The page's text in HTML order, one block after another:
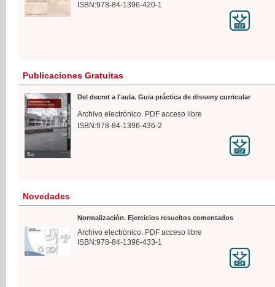
ISBN:978-84-1396-420-1
Publicaciones Gratuitas
Del decret a l'aula. Guia práctica de disseny curricular
Archivo electrónico. PDF acceso libre
ISBN:978-84-1396-436-2
Novedades
Normalización. Ejercicios resueltos comentados
Archivo electrónico. PDF acceso libre
ISBN:978-84-1396-433-1